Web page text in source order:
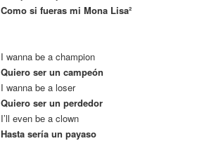
Como si fueras mi Mona Lisa²
I wanna be a champion
Quiero ser un campeón
I wanna be a loser
Quiero ser un perdedor
I’ll even bе a clown
Hasta sería un payaso